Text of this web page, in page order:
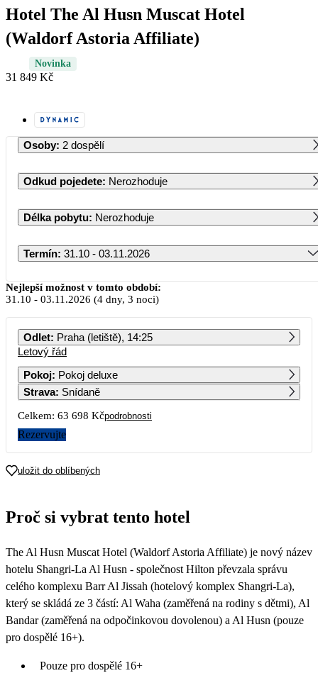
Hotel The Al Husn Muscat Hotel
(Waldorf Astoria Affiliate)
Novinka
31 849 Kč
Osoby: 2 dospělí
Odkud pojedete: Nerozhoduje
Délka pobytu: Nerozhoduje
Termín: 31.10 - 03.11.2026
Říjen 2026
PO ÚT ST ČT PÁ SO NE
5
19
Nejlepší možnost v tomto období:
31.10 - 03.11.2026 (4 dny, 3 noci)
Odlet: Praha (letiště), 14:25
Letový řád
Pokoj: Pokoj deluxe
Strava: Snídaně
Celkem: 63 698 Kčpodrobnosti
Rezervujte
uložit do oblíbených
Proč si vybrat tento hotel
The Al Husn Muscat Hotel (Waldorf Astoria Affiliate) je nový název
hotelu Shangri-La Al Husn - společnost Hilton převzala správu
celého komplexu Barr Al Jissah (hotelový komplex Shangri-La),
který se skládá ze 3 částí: Al Waha (zaměřená na rodiny s dětmi), Al
Bandar (zaměřená na odpočinkovou dovolenou) a Al Husn (pouze
pro dospělé 16+).
Pouze pro dospělé 16+